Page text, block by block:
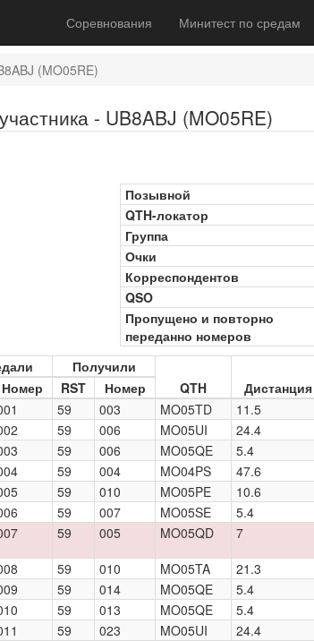
Соревнования Минитест по средам
(MO05RE)
- UB8ABJ (MO05RE)
Позывной
QTH-локатор
Группа
Очки
Корреспондентов
QSO
Пропущено и повторно
переданно номеров
Получили
QTH
Дистанция
Номер RST
Номер
59 003 MO05TD 11.5
59 006 MO05UI 24.4
59 006 MO05QE 5.4
59 004 MO04PS 47.6
59 010 MO05PE 10.6
59 007 MO05SE 5.4
59 005 MO05QD 7
59 010 MO05TA 21.3
59 014 MO05QE 5.4
59 013 MO05QE 5.4
59 023 MO05UI 24.4